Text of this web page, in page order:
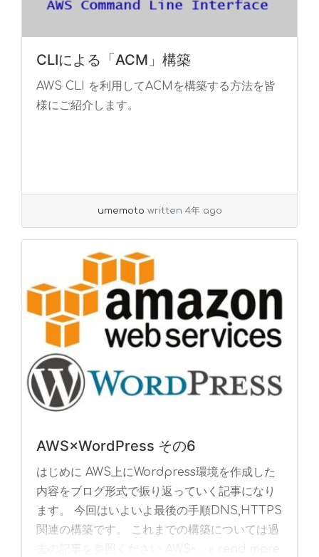
CLIによる「ACM」構築
AWS CLI を利用してACMを構築する方法を皆
様にご紹介します。
umemoto written 4年 ago
AWS×WordPress その6
はじめに AWS上にWordpress環境を作成した
内容をブログ形式で振り返っていく記事になり
ます。 今回はいよいよ最後の手順DNS,HTTPS
関連の構築です。 これまでの構築については過
read more